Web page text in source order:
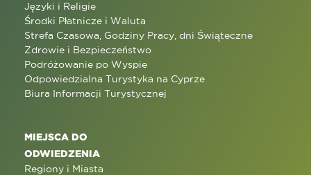
Języki i Religie
Środki Płatnicze i Waluta
Strefa Czasowa, Godziny Pracy, dni Świąteczne
Zdrowie i Bezpieczeństwo
Podróżowanie po Wyspie
Odpowiedzialna Turystyka na Cyprze
Biura Informacji Turystycznej
MIEJSCA DO
ODWIEDZENIA
Regiony i Miasta